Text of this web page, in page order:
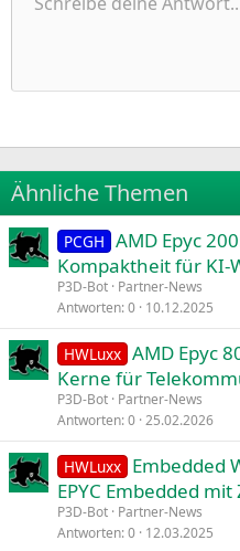
Schriftgröße
9
22
26
TextfarbeSchriftfamilie
Arial
Times
Trebuchet
Verdana
Ausrichtung
Paragraph format
Normal
Heading 2
ZitatMedienTabelle einfügen
InsertSpoilerCode
Wiederholen
BBCode umschalten
Formatierung
Entwürfe
Ähnliche Themen
PCGH AMD Epyc
Kompaktheit für KI-
P3D-Bot Partner-News
Antworten 0 10.12.2025
HWLuxx AMD Epyc
Kerne für
P3D-Bot Partner-News
Antworten 0 25.02.2026
HWLuxx Embedded
EPYC Embedded
P3D-Bot Partner-News
Antworten 0 12.03.2025